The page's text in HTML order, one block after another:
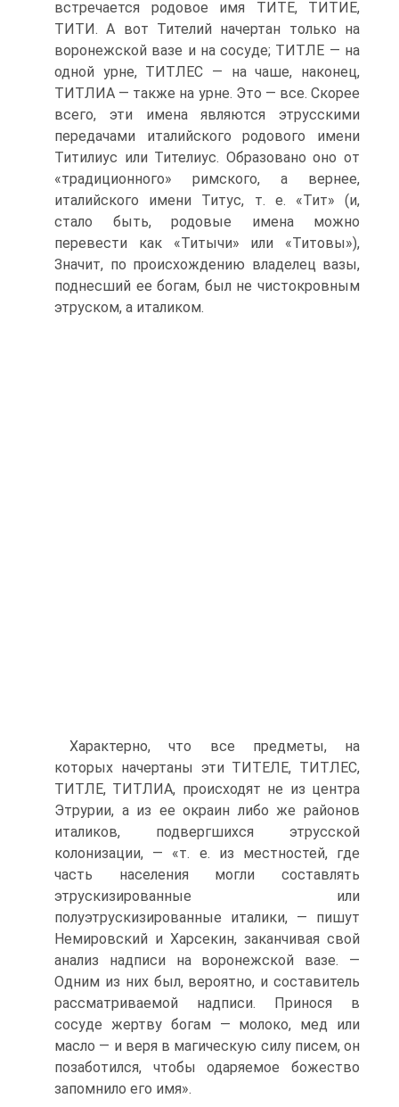
встречается родовое имя ТИТЕ, ТИТИЕ,
ТИТИ. А вот Тителий начертан только на
воронежской вазе и на сосуде; ТИТЛЕ — на
одной урне, ТИТЛЕС — на чаше, наконец,
ТИТЛИА — также на урне. Это — все. Скорее
всего, эти имена являются этрусскими
передачами италийского родового имени
Титилиус или Тителиус. Образовано оно от
«традиционного» римского, а вернее,
италийского имени Титус, т. е. «Тит» (и,
стало быть, родовые имена можно
перевести как «Титычи» или «Титовы»),
Значит, по происхождению владелец вазы,
поднесший ее богам, был не чистокровным
этруском, а италиком.
Характерно, что все предметы, на
которых начертаны эти ТИТЕЛЕ, ТИТЛЕС,
ТИТЛЕ, ТИТЛИА, происходят не из центра
Этрурии, а из ее окраин либо же районов
италиков, подвергшихся этрусской
колонизации, — «т. е. из местностей, где
часть населения могли составлять
этрускизированные или
полуэтрускизированные италики, — пишут
Немировский и Харсекин, заканчивая свой
анализ надписи на воронежской вазе. —
Одним из них был, вероятно, и составитель
рассматриваемой надписи. Принося в
сосуде жертву богам — молоко, мед или
масло — и веря в магическую силу писем, он
позаботился, чтобы одаряемое божество
запомнило его имя».